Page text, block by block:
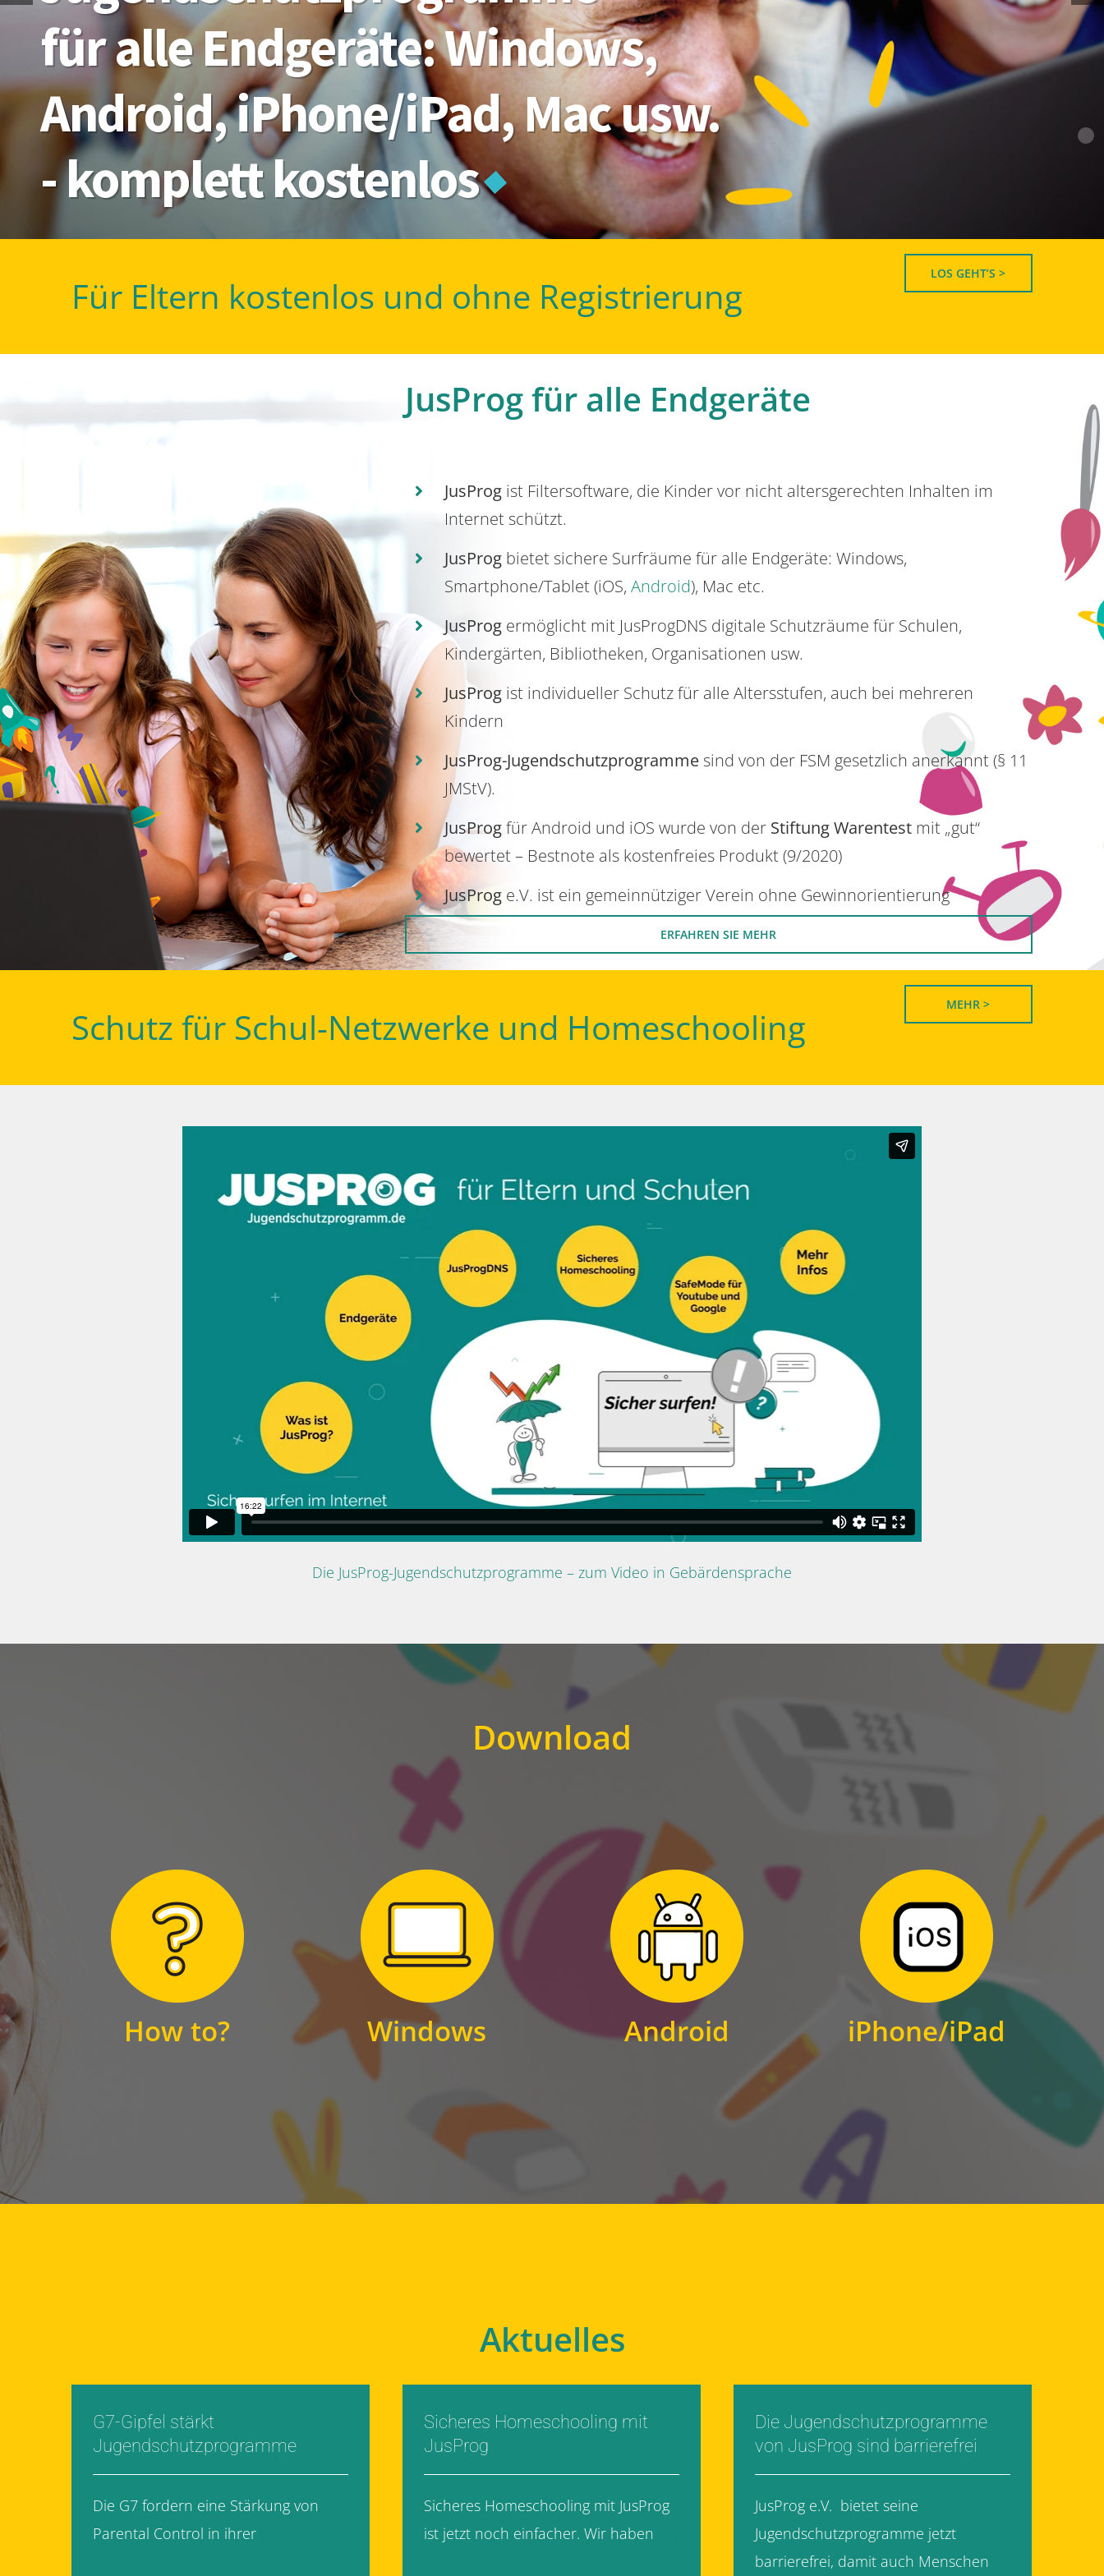
- komplett kostenlos
Android, iPhone/iPad, Mac usw.
für alle Endgeräte: Windows,
Für Eltern kostenlos und ohne Registrierung
LOS GEHT’S >
JusProg für alle Endgeräte
JusProgist Filtersoftware, die Kinder vor nicht altersgerechten Inhalten im
Internet schützt.
JusProgbietet sichere Surfräume für alle Endgeräte: Windows,
Smartphone/Tablet (iOS, Android), Mac etc.
JusProg ermöglicht mit JusProgDNS digitale Schutzräume für Schulen,
Kindergärten, Bibliotheken, Organisationen usw.
JusProgist individueller Schutz für alle Altersstufen, auch bei mehreren
Kindern
JusProg-Jugendschutzprogrammesind von der FSM gesetzlich anerkannt (§ 11
JMStV).
JusProgfür Android und iOS wurde von der Stiftung Warentestmit „gut“
bewertet – Bestnote als kostenfreies Produkt (9/2020)
JusProge.V. ist ein gemeinnütziger Verein ohne Gewinnorientierung
ERFAHREN SIE MEHR
Schutz für Schul-Netzwerke und Homeschooling
MEHR >
Die JusProg-Jugendschutzprogramme – zum Video in Gebärdensprache
Download
How to?
Hier finden Sie
Windows
Zum Download
für Windows
Android
Zum Download
für Android
iPhone/iPad
Zum Download
für iPhone und iPad
Aktuelles
G7-Gipfel stärkt
Jugendschutzprogramme
Die G7 fordern eine Stärkung von
Parental Control in ihrer
Sicheres Homeschooling mit
JusProg
Sicheres Homeschooling mit JusProg
ist jetzt noch einfacher. Wir haben
Die Jugendschutzprogramme
von JusProg sind barrierefrei
JusProg e.V. bietet seine
Jugendschutzprogramme jetzt
barrierefrei, damit auch Menschen